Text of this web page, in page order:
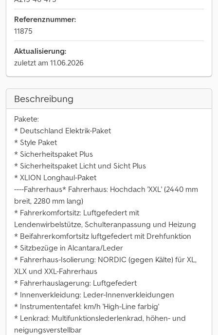
Referenznummer:
11875
Aktualisierung:
zuletzt am 11.06.2026
Beschreibung
Pakete:
* Deutschland Elektrik-Paket
* Style Paket
* Sicherheitspaket Plus
* Sicherheitspaket Licht und Sicht Plus
* XLION Longhaul-Paket
----Fahrerhaus* Fahrerhaus: Hochdach 'XXL' (2440 mm
breit, 2280 mm lang)
* Fahrerkomfortsitz: Luftgefedert mit
Lendenwirbelstütze, Schulteranpassung und Heizung
* Beifahrerkomfortsitz luftgefedert mit Drehfunktion
* Sitzbezüge in Alcantara/Leder
* Fahrerhaus-Isolierung: NORDIC (gegen Kälte) für XL,
XLX und XXL-Fahrerhaus
* Fahrerhauslagerung: Luftgefedert
* Innenverkleidung: Leder-Innenverkleidungen
* Instrumententafel: km/h 'High-Line farbig'
* Lenkrad: Multifunktionslederlenkrad, höhen- und
neigungsverstellbar